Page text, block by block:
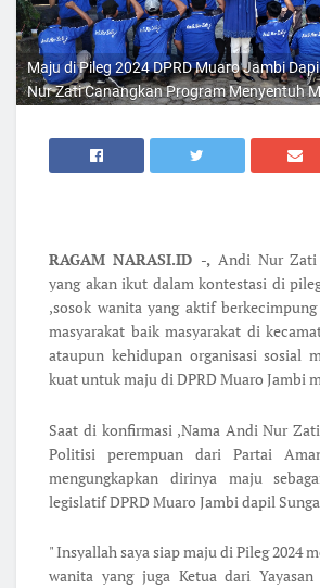
Maju di Pileg 2024 DPRD Muaro Jambi
Nur Zati Canangkan Program Menyentuh
RAGAM NARASI.ID -,Andi Nur Zati
yang akan ikut dalam kontestasi di
,sosok wanita yang aktif
masyarakat baik masyarakat di
ataupun kehidupan organisasi sosial
kuat untuk maju di DPRD Muaro Jambi
Saat di konfirmasi ,Nama Andi Nur
Politisi perempuan dari Partai
mengungkapkan dirinya maju
legislatif DPRD Muaro Jambi dapil
" Insyallah saya siap maju di Pileg 2024
wanita yang juga Ketua dari